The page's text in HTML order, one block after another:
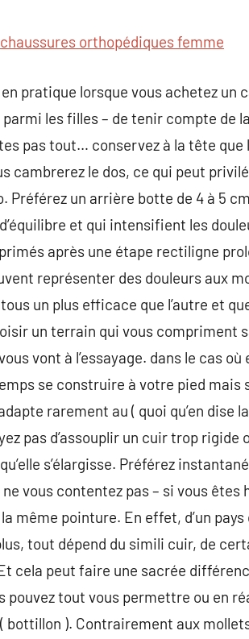
chaussures orthopédiques femme
pratique lorsque vous achetez un
les filles – de tenir compte de
pas tout… conservez à la tête
cambrerez le dos, ce qui peut
Préférez un arrière botte de 4 à 5
et qui intensifient les
après une étape rectiligne
représenter des douleurs aux
un plus efficace que l’autre et
un terrain qui vous compriment
vont à l’essayage. dans le cas
se construire à votre pied mais
rarement au ( quoi qu’en
pas d’assouplir un cuir trop
s’élargisse. Préférez
vous contentez pas – si vous êtes
même pointure. En effet, d’un pays
tout dépend du simili cuir, de
cela peut faire une sacrée
pouvez tout vous permettre ou en
bottillon ). Contrairement aux